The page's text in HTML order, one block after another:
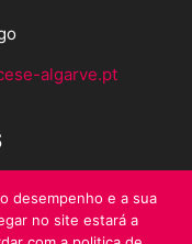
algarve.pt
desempenho e a sua
no site estará a